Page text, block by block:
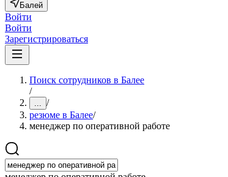
Балей
Войти
Войти
Зарегистрироваться
Поиск сотрудников в Балее
/
... /
резюме в Балее/
менеджер по оперативной работе